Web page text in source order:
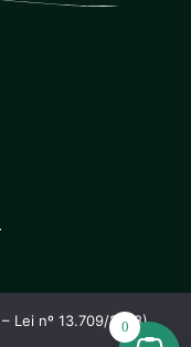
0
Lei nº 13.709/2018),